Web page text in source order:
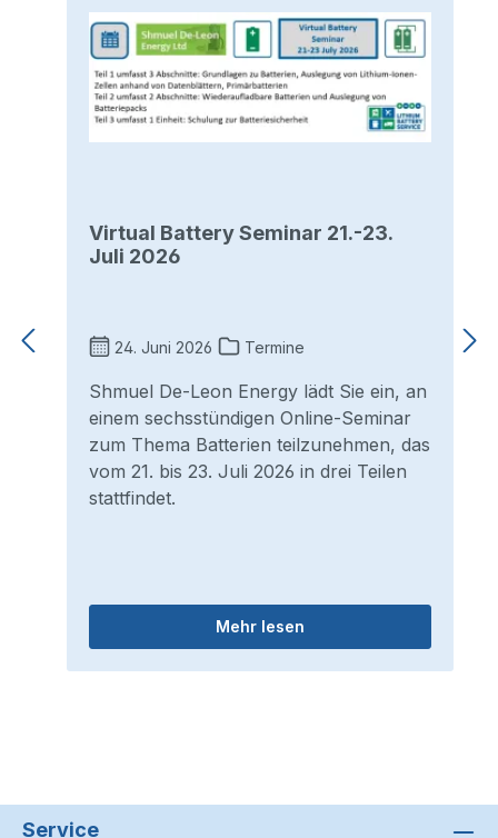
Virtual Battery Seminar 21.-23.
Juli 2026
24. Juni 2026 Termine
Shmuel De-Leon Energy lädt Sie ein, an
einem sechsstündigen Online-Seminar
zum Thema Batterien teilzunehmen, das
vom 21. bis 23. Juli 2026 in drei Teilen
stattfindet.
Mehr lesen
Service